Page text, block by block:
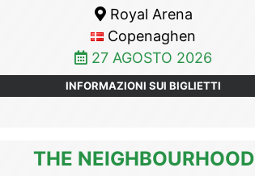
Royal Arena
Copenaghen
27 AGOSTO 2026
INFORMAZIONI SUI BIGLIETTI
THE NEIGHBOURHOOD